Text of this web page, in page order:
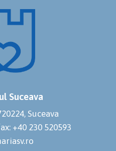
Suceava
Suceava
+40 230 520593